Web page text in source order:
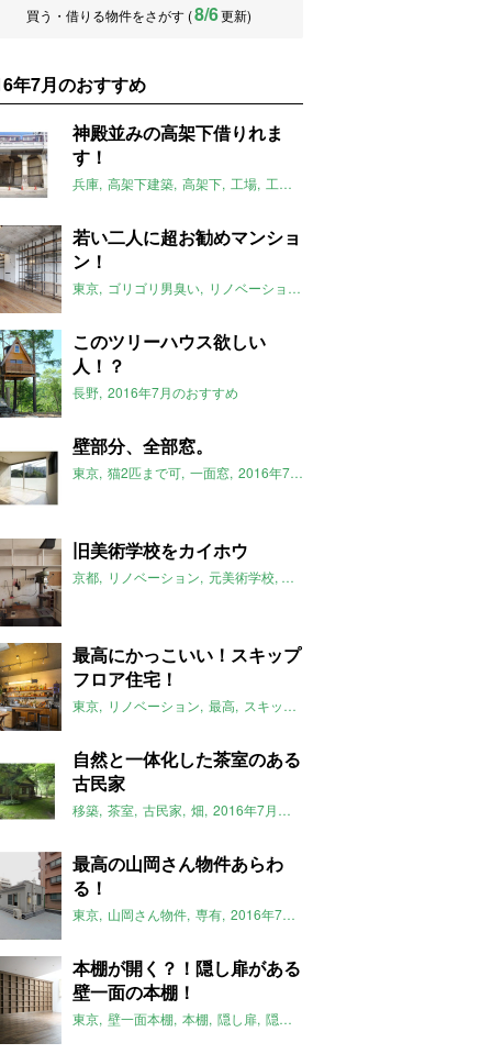
買う・借りる物件をさがす (8/6更新)
年7月のおすすめ
神殿並みの高架下借りれま
す！
兵庫 高架下建築 高架下 工場 工房
若い二人に超お勧めマンショ
ン！
東京 ゴリゴリ男臭い リノベーション
このツリーハウス欲しい
人！？
長野 2016年7月のおすすめ
壁部分、全部窓。
東京 猫2匹まで可 一面窓 2016年7月のおすすめ
旧美術学校をカイホウ
京都 リノベーション 元美術学校 一軒家
最高にかっこいい！スキップ
フロア住宅！
東京 リノベーション 最高 スキップフロア
自然と一体化した茶室のある
古民家
移築 茶室 古民家 畑 2016年7月のおすすめ
最高の山岡さん物件あらわ
る！
東京 山岡さん物件 専有 2016年7月のおすすめ
本棚が開く？！隠し扉がある
壁一面の本棚！
東京 壁一面本棚 本棚 隠し扉 隠し部屋